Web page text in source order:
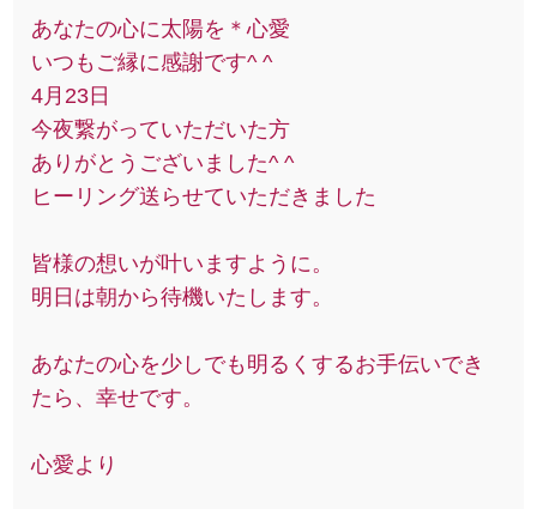
あなたの心に太陽を＊心愛
いつもご縁に感謝です^ ^
4月23日
今夜繋がっていただいた方
ありがとうございました^ ^
ヒーリング送らせていただきました
皆様の想いが叶いますように。
明日は朝から待機いたします。
あなたの心を少しでも明るくするお手伝いでき
たら、幸せです。
心愛より